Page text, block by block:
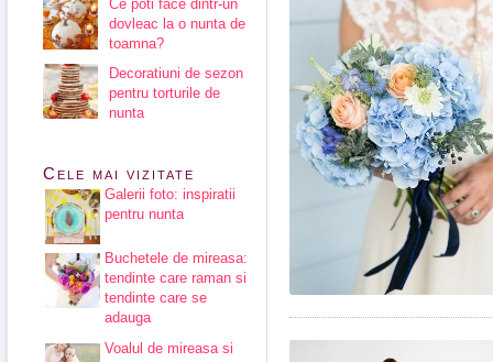
Ce poti face dintr-un
dovleac la o nunta de
toamna?
Decoratiuni de sezon
pentru torturile de
nunta
Cele mai vizitate
Galerii foto: inspiratii
pentru nunta
Buchetele de mireasa:
tendinte care raman si
tendinte care se
adauga
Voalul de mireasa si